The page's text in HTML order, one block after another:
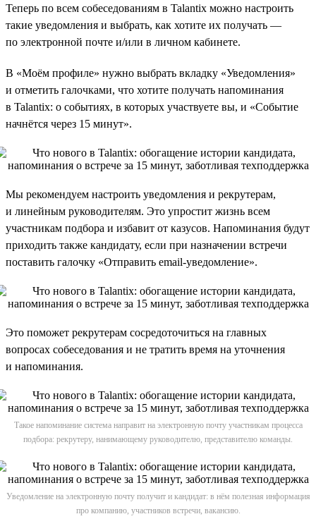
Теперь по всем собеседованиям в Talantix можно настроить
такие уведомления и выбрать, как хотите их получать —
по электронной почте и/или в личном кабинете.
В «Моём профиле» нужно выбрать вкладку «Уведомления»
и отметить галочками, что хотите получать напоминания
в Talantix: о событиях, в которых участвуете вы, и «Событие
начнётся через 15 минут».
Мы рекомендуем настроить уведомления и рекрутерам,
и линейным руководителям. Это упростит жизнь всем
участникам подбора и избавит от казусов. Напоминания будут
приходить также кандидату, если при назначении встречи
поставить галочку «Отправить email-уведомление».
Это поможет рекрутерам сосредоточиться на главных
вопросах собеседования и не тратить время на уточнения
и напоминания.
Такое напоминание система направит на электронную почту участникам процесса
подбора: рекрутеру, нанимающему руководителю, представителю команды.
Уведомление на электронную почту получит и кандидат: в нём полезная информация
про компанию, участников встречи, вакансию.